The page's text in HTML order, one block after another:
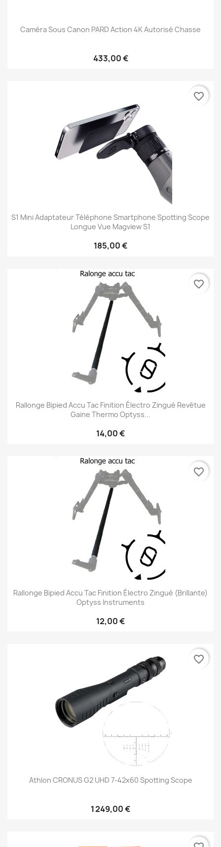
Caméra Sous Canon PARD Action 4K Autorisé Chasse
433,00 €
S1 Mini Adaptateur Téléphone Smartphone Spotting Scope
Longue Vue Magview S1
185,00 €
favorite_border
Rallonge Bipied Accu Tac Finition Électro Zingué Revêtue
Gaine Thermo Optyss...
14,00 €
favorite_border
Rallonge Bipied Accu Tac Finition Électro Zingué (brillante)
Optyss Instruments
12,00 €
favorite_border
Athlon CRONUS G2 UHD 7-42x60 Spotting Scope
1 249,00 €
favorite_border